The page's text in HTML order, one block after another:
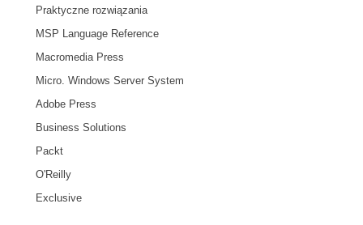
Praktyczne rozwiązania
MSP Language Reference
Macromedia Press
Micro. Windows Server System
Adobe Press
Business Solutions
Packt
O'Reilly
Exclusive